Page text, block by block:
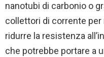
nanotubi di carbonio o
collettori di corrente
ridurre la resistenza
che potrebbe portare a